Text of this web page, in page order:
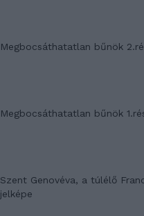
Megbocsáthatatlan bűnök
Megbocsáthatatlan bűnök
Szent Genovéva, a túlélő
jelképe